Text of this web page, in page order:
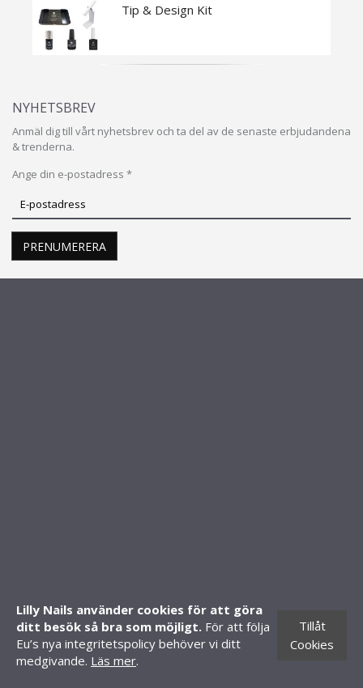
Lilly Nails använder cookies för att göra
ditt besök så bra som möjligt. För att följa
Eu’s nya integritetspolicy behöver vi ditt
medgivande. Läs mer.
Tillåt
Cookies
Tip & Design Kit
NYHETSBREV
Anmäl dig till vårt nyhetsbrev och ta del av de senaste erbjudandena
& trenderna.
Ange din e-postadress *
Prenumerera
vårt
nyhetsbrev
PRENUMERERA
Butiker
CONTACT INFORMATION